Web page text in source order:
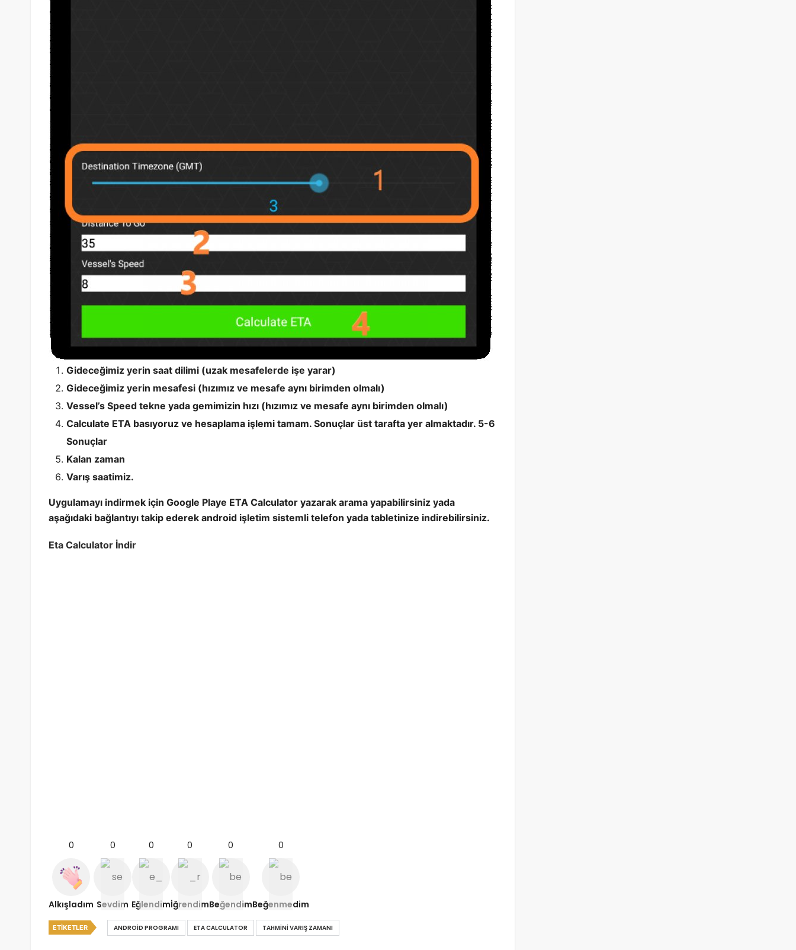
Gideceğimiz yerin saat dilimi (uzak mesafelerde işe yarar)
Gideceğimiz yerin mesafesi (hızımız ve mesafe aynı birimden olmalı)
Vessel’s Speed tekne yada gemimizin hızı (hızımız ve mesafe aynı birimden olmalı)
Calculate ETA basıyoruz ve hesaplama işlemi tamam. Sonuçlar üst tarafta yer almaktadır. 5-6
Sonuçlar
Kalan zaman
Varış saatimiz.
Uygulamayı indirmek için Google Playe ETA Calculator yazarak arama yapabilirsiniz yada
aşağıdaki bağlantıyı takip ederek android işletim sistemli telefon yada tabletinize indirebilirsiniz.
Eta Calculator İndir
0
Alkışladım
0
Sevdim
0
Eğlendim
0
İğrendim
0
Beğendim
0
Beğenmedim
ETIKETLER ANDROID PROGRAMI ETA CALCULATOR TAHMINI VARIŞ ZAMANI